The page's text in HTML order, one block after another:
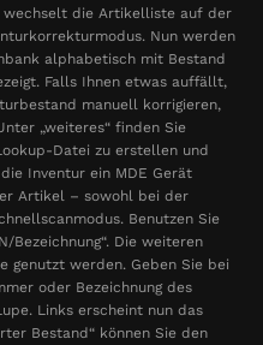
wechselt die Artikelliste auf der
Nun werden
alphabetisch mit Bestand
Falls Ihnen etwas auffällt,
manuell korrigieren,
„weiteres“ finden Sie
Datei zu erstellen und
Inventur ein MDE Gerät
Artikel – sowohl bei der
Benutzen Sie
Bezeichnung“. Die weiteren
genutzt werden. Geben Sie bei
oder Bezeichnung des
Links erscheint nun das
Bestand“ können Sie den